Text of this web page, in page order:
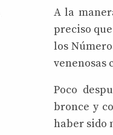
A la
preciso
los
venenosas
Poco
bronce y
haber sido